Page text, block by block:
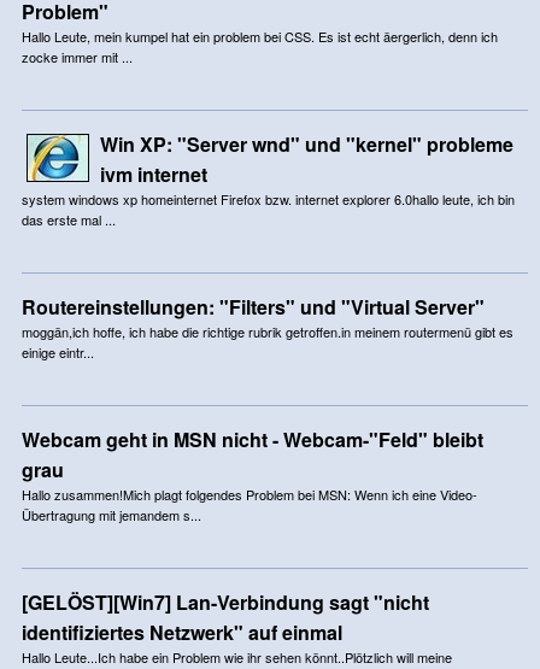
Problem"
Hallo Leute, mein kumpel hat ein problem bei CSS. Es ist echt äergerlich, denn ich
zocke immer mit ...
Win XP: "Server wnd" und "kernel" probleme
ivm internet
system windows xp homeinternet Firefox bzw. internet explorer 6.0hallo leute, ich bin
das erste mal ...
Routereinstellungen: "Filters" und "Virtual Server"
moggän,ich hoffe, ich habe die richtige rubrik getroffen.in meinem routermenü gibt es
einige eintr...
Webcam geht in MSN nicht - Webcam-"Feld" bleibt
grau
Hallo zusammen!Mich plagt folgendes Problem bei MSN: Wenn ich eine Video-
Übertragung mit jemandem s...
[GELÖST][Win7] Lan-Verbindung sagt "nicht
identifiziertes Netzwerk" auf einmal
Hallo Leute...Ich habe ein Problem wie ihr sehen könnt..Plötzlich will meine